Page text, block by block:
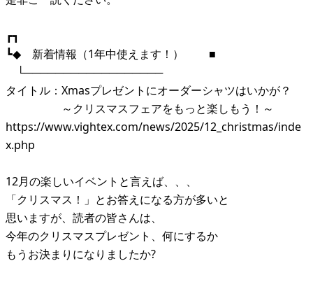
┏┓
┗◆ 新着情報（1年中使えます！） ■
└──────────────────
タイトル：Xmasプレゼントにオーダーシャツはいかが？
～クリスマスフェアをもっと楽しもう！～
https://www.vightex.com/news/2025/12_christmas/inde
x.php
12月の楽しいイベントと言えば、、、
「クリスマス！」とお答えになる方が多いと
思いますが、読者の皆さんは、
今年のクリスマスプレゼント、何にするか
もうお決まりになりましたか?